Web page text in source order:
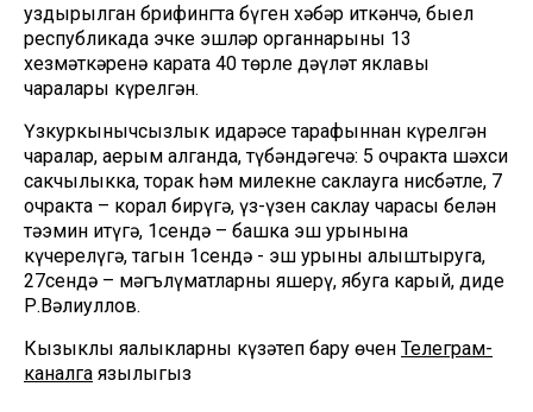
уздырылган брифингта бүген хәбәр иткәнчә, быел
республикада эчке эшләр органнарының 13
хезмәткәренә карата 40 төрле дәүләт яклавы
чаралары күрелгән.
Үзкуркынычсызлык идарәсе тарафыннан күрелгән
чаралар, аерым алганда, түбәндәгечә: 5 очракта шәхси
сакчылыкка, торак һәм милекне саклауга нисбәтле, 7
очракта – корал бирүгә, үз-үзен саклау чарасы белән
тәэмин итүгә, 1сендә – башка эш урынына
күчерелүгә, тагын 1сендә - эш урыны алыштыруга,
27сендә – мәгълүматларны яшерү, ябуга карый, диде
Р.Вәлиуллов.
Кызыклы яңалыкларны күзәтеп бару өчен Телеграм-
каналга язылыгыз